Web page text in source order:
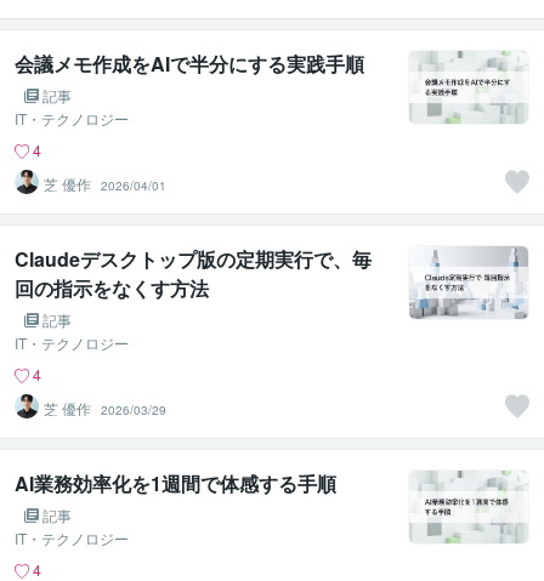
会議メモ作成をAIで半分にする実践手順
記事
IT・テクノロジー
4
芝 優作 2026/04/01
Claudeデスクトップ版の定期実行で、毎
回の指示をなくす方法
記事
IT・テクノロジー
4
芝 優作 2026/03/29
AI業務効率化を1週間で体感する手順
記事
IT・テクノロジー
4